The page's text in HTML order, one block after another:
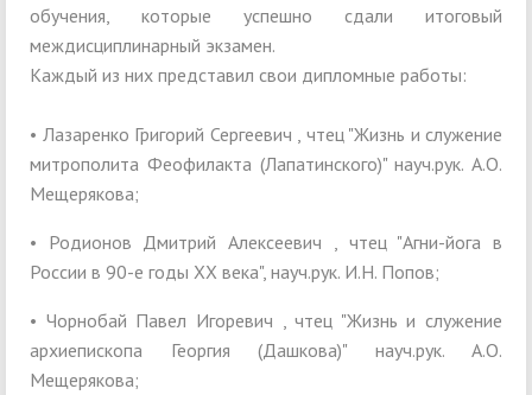
обучения, которые успешно сдали итоговый
междисциплинарный экзамен.
Каждый из них представил свои дипломные работы:
• Лазаренко Григорий Сергеевич , чтец "Жизнь и служение
митрополита Феофилакта (Лапатинского)" науч.рук. А.О.
Мещерякова;
• Родионов Дмитрий Алексеевич , чтец "Агни-йога в
России в 90-е годы ХХ века", науч.рук. И.Н. Попов;
• Чорнобай Павел Игоревич , чтец "Жизнь и служение
архиепископа Георгия (Дашкова)" науч.рук. А.О.
Мещерякова;